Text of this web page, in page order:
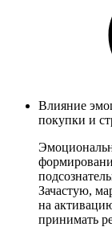
Влияние
покупки и
Зачастую,
на
принимать